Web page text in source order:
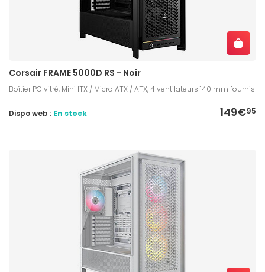
Corsair FRAME 5000D RS - Noir
Boîtier PC vitré, Mini ITX / Micro ATX / ATX, 4 ventilateurs 140 mm fournis
149€95
Dispo web : En stock